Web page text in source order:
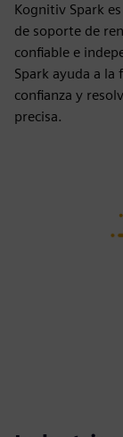
Kognitiv Spark
de soporte de
confiable e
Spark ayuda a
confianza y
precisa.